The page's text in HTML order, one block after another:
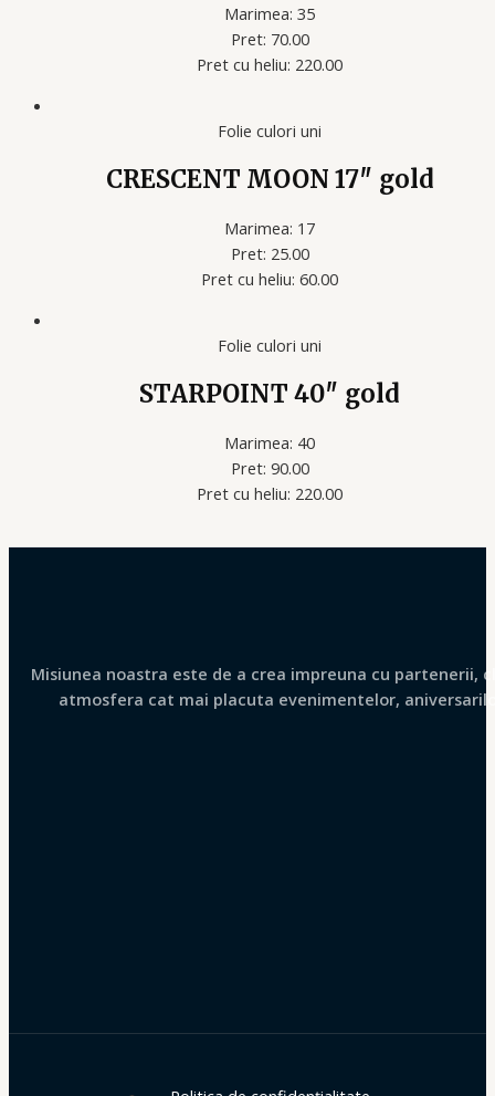
Marimea: 35
Pret: 70.00
Pret cu heliu: 220.00
Folie culori uni
CRESCENT MOON 17″ gold
Marimea: 17
Pret: 25.00
Pret cu heliu: 60.00
Folie culori uni
STARPOINT 40″ gold
Marimea: 40
Pret: 90.00
Pret cu heliu: 220.00
Misiunea noastra este de a crea impreuna cu partenerii,
atmosfera cat mai placuta evenimentelor,